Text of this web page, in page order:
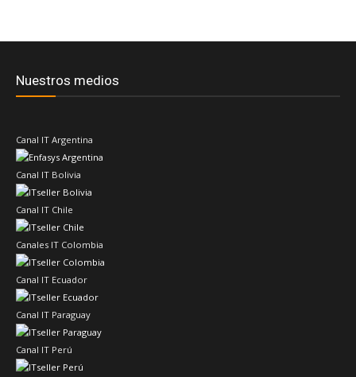
Nuestros medios
Canal IT Argentina
Canal IT Bolivia
Canal IT Chile
Canales IT Colombia
Canal IT Ecuador
Canal IT Paraguay
Canal IT Perú